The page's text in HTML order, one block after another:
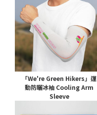
「We're Green Hikers」運
動防曬冰袖 Cooling Arm
Sleeve